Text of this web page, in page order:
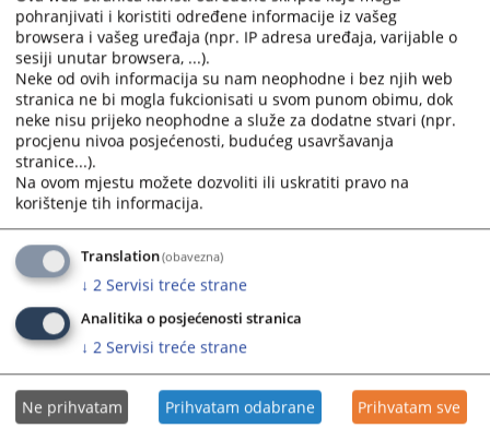
and
select
a
date.
Press
the
question
mark
key
to
get
the
shortcuts
for
changing
dates.
and
select
date.
Press
the
mark
to
shortcuts
changing
dates.
27.01.2026.
predstavnik ugovornog organa ili s njim povezane osobe u
sukobu interesa
pohranjivati i koristiti određene informacije iz vašeg
browsera i vašeg uređaja (npr. IP adresa uređaja, varijable o
sesiji unutar browsera, ...).
Neke od ovih informacija su nam neophodne i bez njih web
stranica ne bi mogla fukcionisati u svom punom obimu, dok
neke nisu prijeko neophodne a služe za dodatne stvari (npr.
procjenu nivoa posjećenosti, budućeg usavršavanja
stranice...).
Na ovom mjestu možete dozvoliti ili uskratiti pravo na
korištenje tih informacija.
Translation(obavezna)
↓ 2 Servisi treće strane
Analitika o posjećenosti stranica
↓ 2 Servisi treće strane
Ne prihvatam Prihvatam odabrane Prihvatam sve